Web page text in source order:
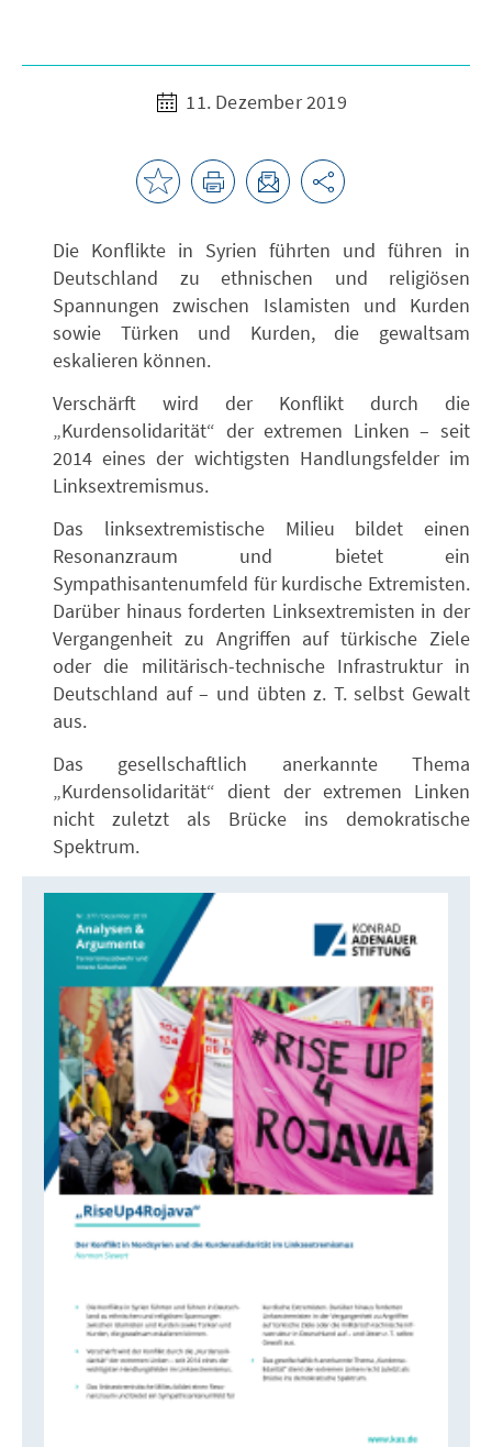
11. Dezember 2019
Die Konflikte in Syrien führten und führen in
Deutschland zu ethnischen und religiösen
Spannungen zwischen Islamisten und Kurden
sowie Türken und Kurden, die gewaltsam
eskalieren können.
Verschärft wird der Konflikt durch die
„Kurdensolidarität“ der extremen Linken – seit
2014 eines der wichtigsten Handlungsfelder im
Linksextremismus.
Das linksextremistische Milieu bildet einen
Resonanzraum und bietet ein
Sympathisantenumfeld für kurdische Extremisten.
Darüber hinaus forderten Linksextremisten in der
Vergangenheit zu Angriffen auf türkische Ziele
oder die militärisch-technische Infrastruktur in
Deutschland auf – und übten z. T. selbst Gewalt
aus.
Das gesellschaftlich anerkannte Thema
„Kurdensolidarität“ dient der extremen Linken
nicht zuletzt als Brücke ins demokratische
Spektrum.